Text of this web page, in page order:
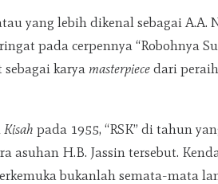
yang lebih dikenal sebagai A.A.
pada cerpennya “Robohnya
sebagai karya masterpiece dari
Kisah pada 1955, “RSK” di tahun
asuhan H.B. Jassin tersebut.
bukanlah semata-mata